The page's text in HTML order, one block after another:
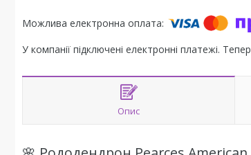
У компанії підключені електронні платежі.
Опис